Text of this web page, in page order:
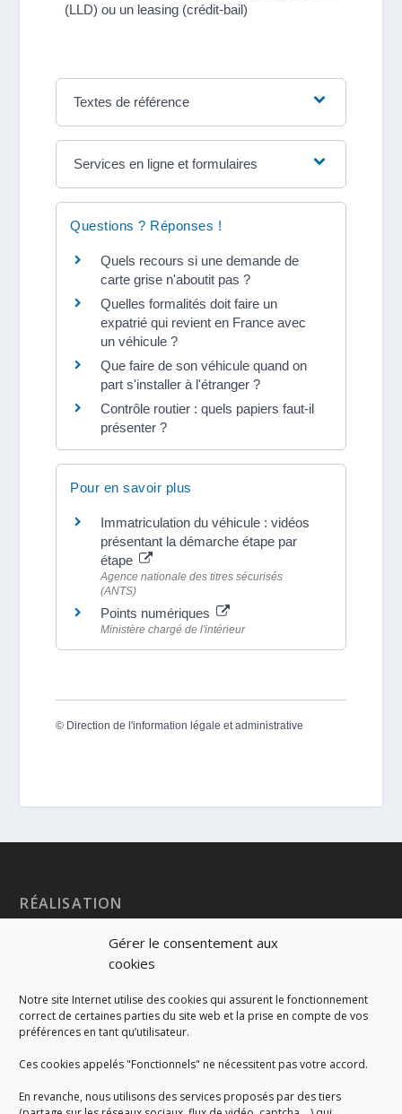
Gérer le consentement aux
cookies
Notre site Internet utilise des cookies qui assurent le fonctionnement
correct de certaines parties du site web et la prise en compte de vos
préférences en tant qu’utilisateur.
Ces cookies appelés "Fonctionnels" ne nécessitent pas votre accord.
En revanche, nous utilisons des services proposés par des tiers
(LLD) ou un leasing (crédit-bail)
Textes de référence
Services en ligne et formulaires
Questions ? Réponses !
Quels recours si une demande de
carte grise n'aboutit pas ?
Quelles formalités doit faire un
expatrié qui revient en France avec
un véhicule ?
Que faire de son véhicule quand on
part s'installer à l'étranger ?
Contrôle routier : quels papiers faut-il
présenter ?
Pour en savoir plus
Immatriculation du véhicule : vidéos
présentant la démarche étape par
étape
Agence nationale des titres sécurisés
(ANTS)
Points numériques
Ministère chargé de l'intérieur
© Direction de l'information légale et administrative
RÉALISATION